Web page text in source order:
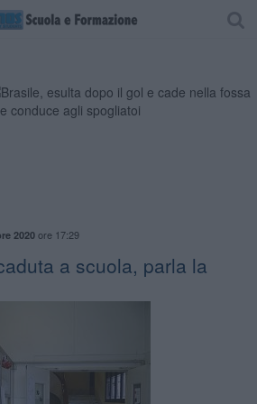
2020ore 17:29
a scuola, parla la